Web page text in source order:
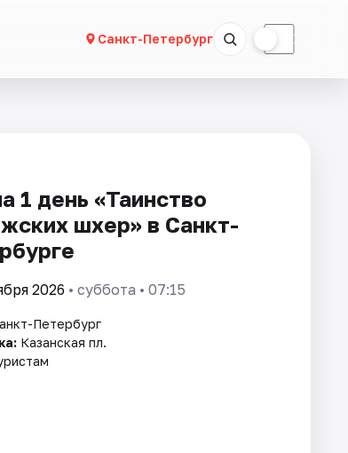
Санкт-Петербург ☾
1 день «Таинство
шхер» в Санкт-
2026 • суббота • 07:15
Петербург
Казанская пл.